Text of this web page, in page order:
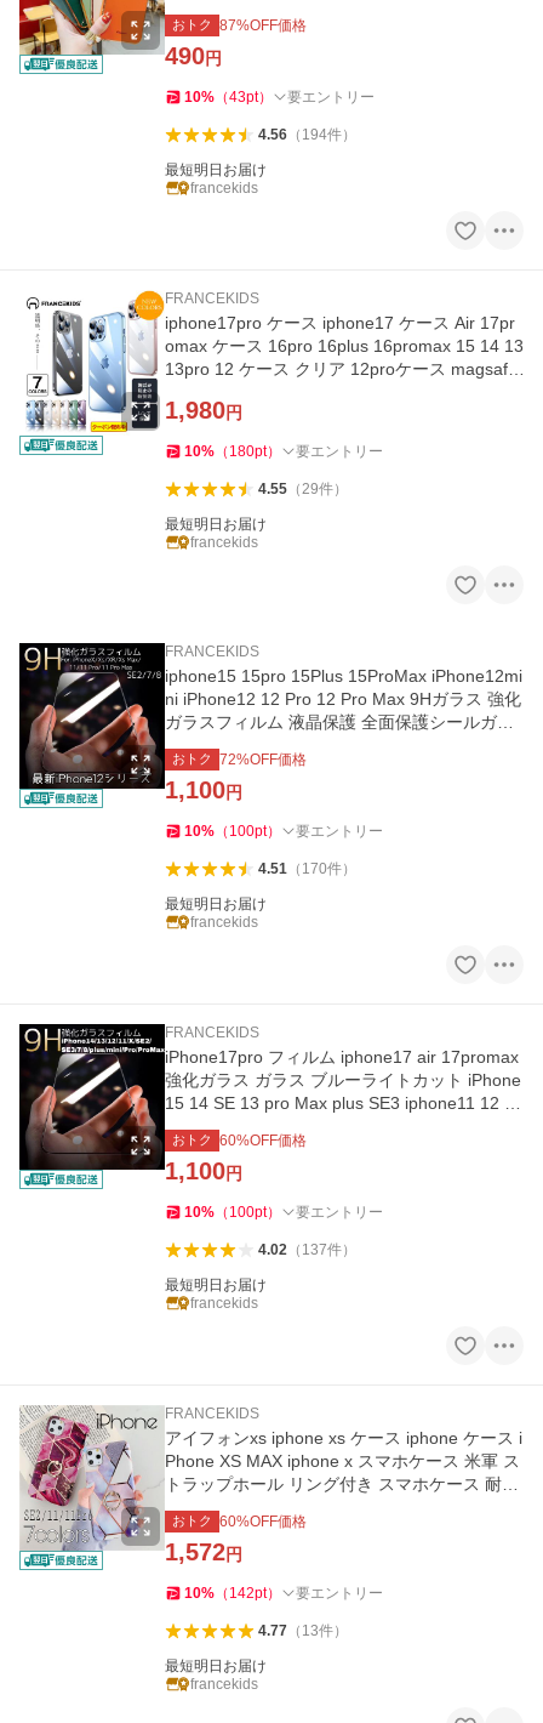
ゃれ アイフォン11
おトク 87%OFF価格
490円
10% （43pt） 要エントリー
4.56（ 194件）
最短明日お届け
francekids
FRANCEKIDS
iphone17pro ケース iphone17 ケース Air 17pr
omax ケース 16pro 16plus 16promax 15 14 13
13pro 12 ケース クリア 12proケース magsafe
1,980円
10% （ 180pt） 要エントリー
4.55（29件）
最短明日お届け
francekids
FRANCEKIDS
iphone15 15pro 15Plus 15ProMax iPhone12mi
ni iPhone12 12 Pro 12 Pro Max 9Hガラス 強化
ガラスフィルム 液晶保護 全面保護シールガラ
スカバー
おトク 72%OFF価格
1,100円
10% （ 100pt） 要エントリー
4.51（ 170件）
最短明日お届け
francekids
FRANCEKIDS
iPhone17pro フィルム iphone17 air 17promax
強化ガラス ガラス ブルーライトカット iPhone
15 14 SE 13 pro Max plus SE3 iphone11 12 mi
ni SE2 8 7 XR XS
おトク 60%OFF価格
1,100円
10% （ 100pt） 要エントリー
4.02（ 137件）
最短明日お届け
francekids
FRANCEKIDS
アイフォンxs iphone xs ケース iphone ケース i
Phone XS MAX iphone x スマホケース 米軍 ス
トラップホール リング付き スマホケース 耐衝
撃 おしゃれ 大理石
おトク 60%OFF価格
1,572円
10% （ 142pt） 要エントリー
4.77（ 13件）
最短明日お届け
francekids